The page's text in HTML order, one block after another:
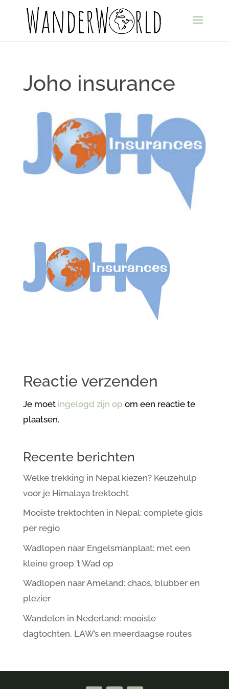
Joho insurance
Reactie verzenden
Je moet ingelogd zijn op om een reactie te
plaatsen.
Recente berichten
Welke trekking in Nepal kiezen? Keuzehulp
voor je Himalaya trektocht
Mooiste trektochten in Nepal: complete gids
per regio
Wadlopen naar Engelsmanplaat: met een
kleine groep ’t Wad op
Wadlopen naar Ameland: chaos, blubber en
plezier
Wandelen in Nederland: mooiste
dagtochten, LAW’s en meerdaagse routes